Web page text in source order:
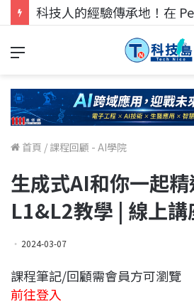
首頁 / 課程回顧 - AI學院
生成式AI和你一起
L1&L2教學 | 線上講
2024-03-07
課程筆記/回顧需會員方可瀏覽
前往登入